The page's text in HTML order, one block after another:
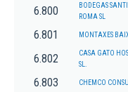
6.800
BODEGAS
ROMA SL
6.801 MONTAXES
6.802
CASA GATO
SL.
6.803 CHEMCO